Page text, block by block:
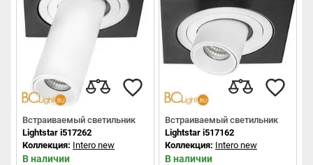
Встраиваемый светильник
Lightstar i517262
Коллекция: Intero new
В наличии
Встраиваемый светильник
Lightstar i517162
Коллекция: Intero new
В наличии